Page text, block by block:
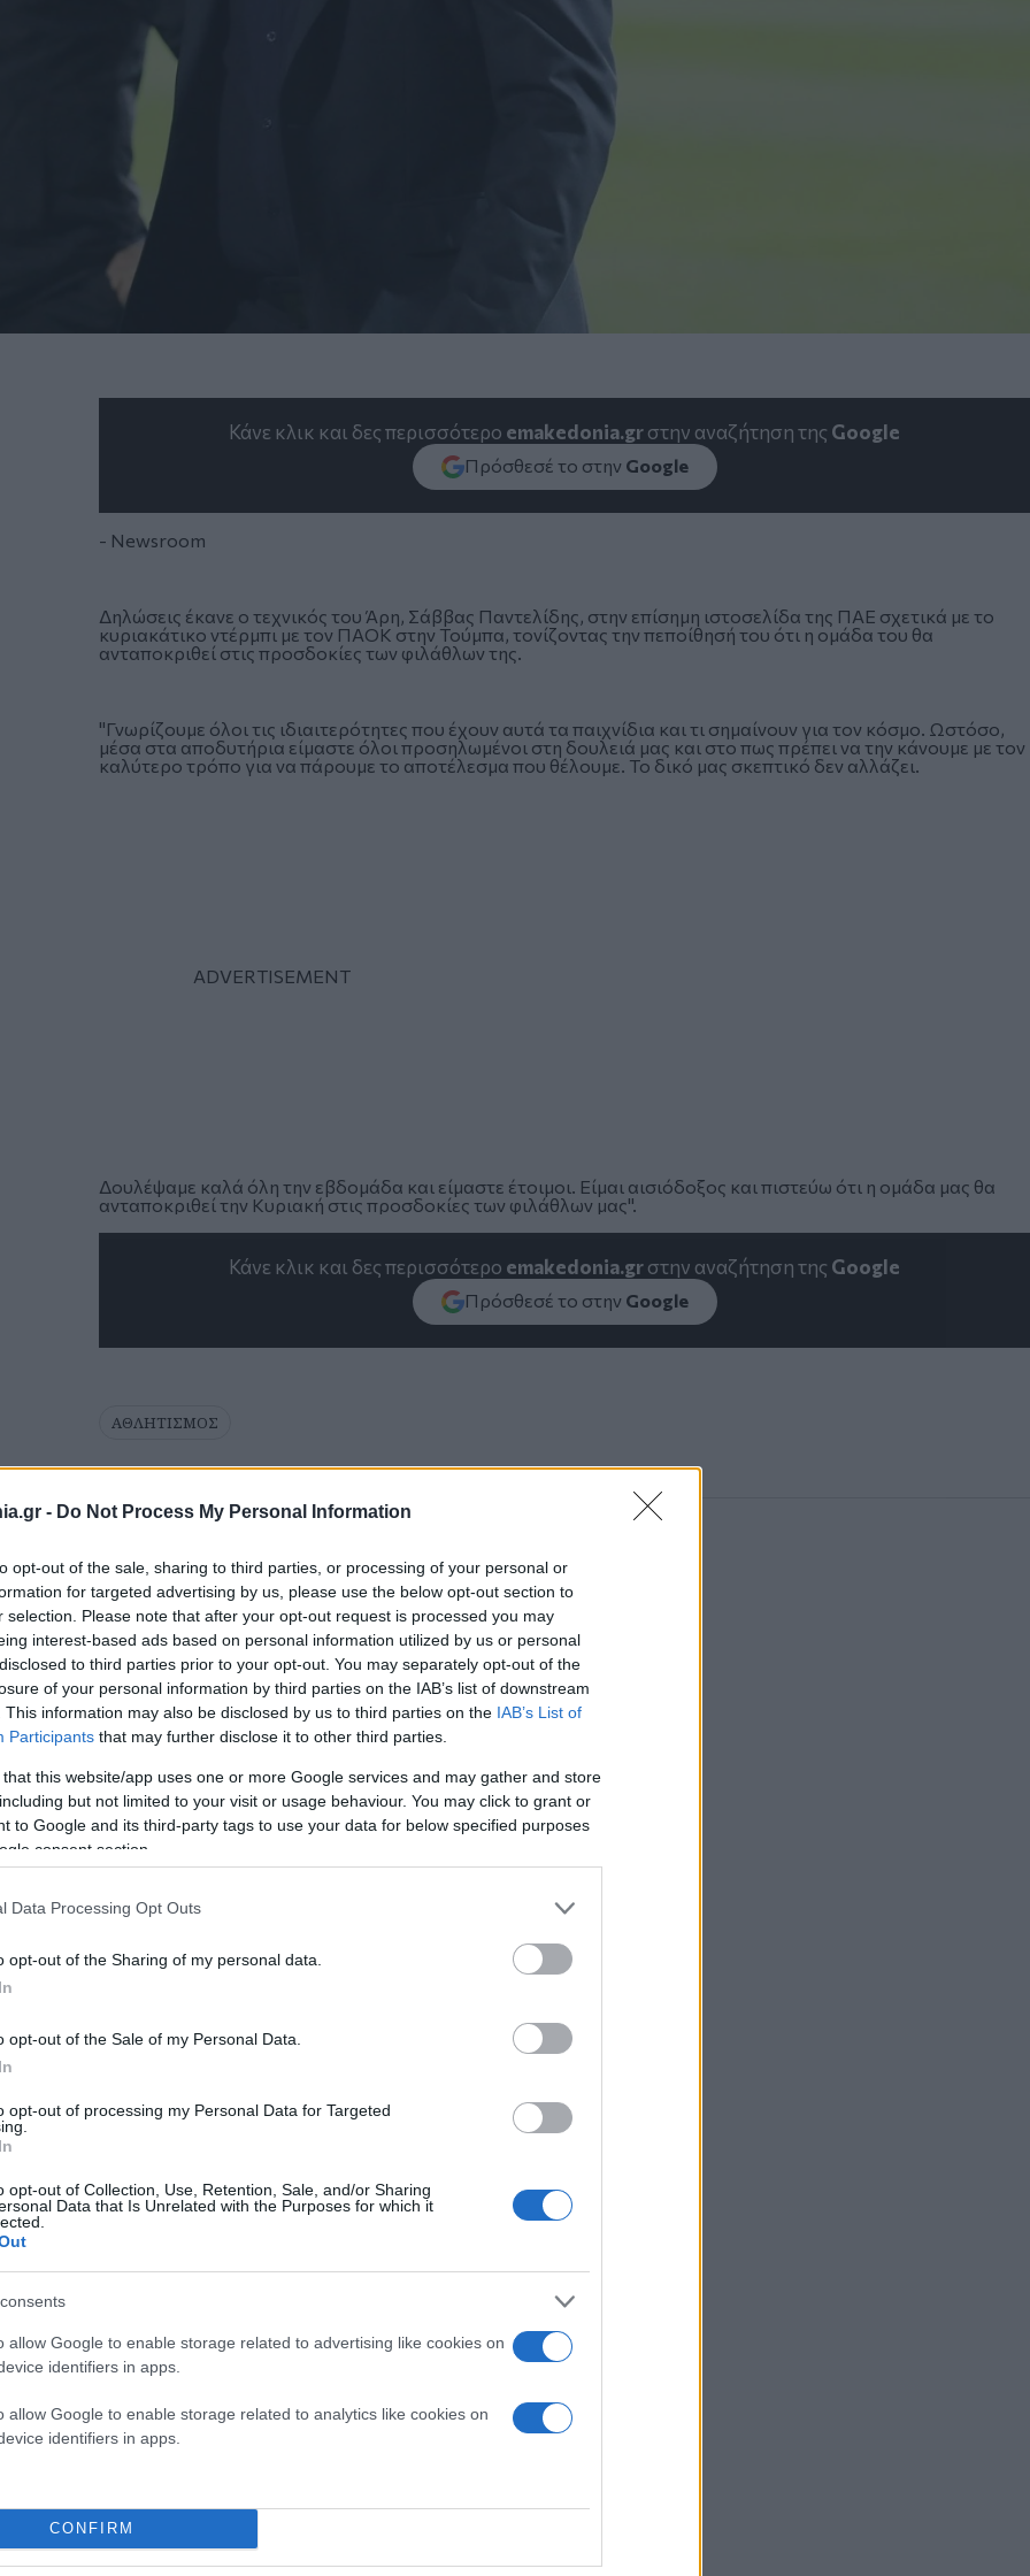
- Do Not Process My Personal Information
opt-out of the sale, sharing to third parties, or processing of your personal or
for targeted advertising by us, please use the below opt-out section to
selection. Please note that after your opt-out request is processed you may
interest-based ads based on personal information utilized by us or personal
to third parties prior to your opt-out. You may separately opt-out of the
of your personal information by third parties on the IAB’s list of downstream
This information may also be disclosed by us to third parties on the IAB’s List of
Participants that may further disclose it to other third parties.
that this website/app uses one or more Google services and may gather and store
but not limited to your visit or usage behaviour. You may click to grant or
to Google and its third-party tags to use your data for below specified purposes
consent section.
Data Processing Opt Outs
opt-out of the Sharing of my personal data.
opt-out of the Sale of my Personal Data.
opt-out of processing my Personal Data for Targeted
opt-out of Collection, Use, Retention, Sale, and/or Sharing
Data that Is Unrelated with the Purposes for which it
allow Google to enable storage related to advertising like cookies on
identifiers in apps.
allow Google to enable storage related to analytics like cookies on
identifiers in apps.
CONFIRM
Κάνε κλικ και δες περισσότερο emakedonia.grστην αναζήτηση της Google
Πρόσθεσέ το στην Google
- Newsroom
Δηλώσεις έκανε ο τεχνικός του Άρη, Σάββας Παντελίδης, στην επίσημη ιστοσελίδα της ΠΑΕ σχετικά με το
κυριακάτικο ντέρμπι με τον ΠΑΟΚ στην Τούμπα, τονίζοντας την πεποίθησή του ότι η ομάδα του θα
ανταποκριθεί στις προσδοκίες των φιλάθλων της.
"Γνωρίζουμε όλοι τις ιδιαιτερότητες που έχουν αυτά τα παιχνίδια και τι σημαίνουν για τον κόσμο. Ωστόσο,
μέσα στα αποδυτήρια είμαστε όλοι προσηλωμένοι στη δουλειά μας και στο πως πρέπει να την κάνουμε με τον
καλύτερο τρόπο για να πάρουμε το αποτέλεσμα που θέλουμε. Το δικό μας σκεπτικό δεν αλλάζει.
Δουλέψαμε καλά όλη την εβδομάδα και είμαστε έτοιμοι. Είμαι αισιόδοξος και πιστεύω ότι η ομάδα μας θα
ανταποκριθεί την Κυριακή στις προσδοκίες των φιλάθλων μας".
Κάνε κλικ και δες περισσότερο emakedonia.grστην αναζήτηση της Google
Πρόσθεσέ το στην Google
ΑΘΛΗΤΙΣΜΟΣ